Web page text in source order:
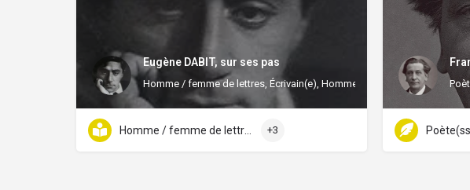
Eugène DABIT, sur ses pas
Homme / femme de lettres, Écrivain(e), Homme / femme des beaux-
+3